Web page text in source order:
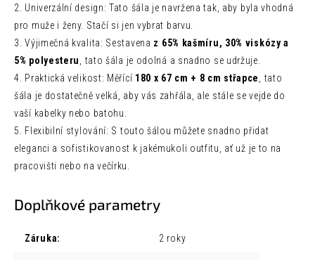
2. Univerzální design: Tato šála je navržena tak, aby byla vhodná
pro muže i ženy. Stačí si jen vybrat barvu.
3. Výjimečná kvalita: Sestavena z 65% kašmíru, 30% viskózy a
5% polyesteru
, tato šála je odolná a snadno se udržuje.
4. Praktická velikost: Měřící 180 x 67 cm + 8 cm střapce
, tato
šála je dostatečně velká, aby vás zahřála, ale stále se vejde do
vaší kabelky nebo batohu.
5. Flexibilní stylování: S touto šálou můžete snadno přidat
eleganci a sofistikovanost k jakémukoli outfitu, ať už je to na
pracovišti nebo na večírku.
Doplňkové parametry
Záruka: 2 roky